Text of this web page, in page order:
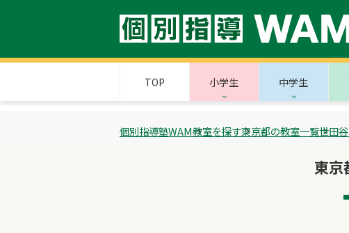
TOP 小学生 中学生
個別指導塾WAM教室を探す東京都の教室一覧世田
東京